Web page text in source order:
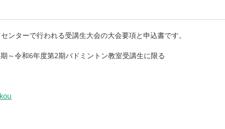
ンターで行われる受講生大会の大会要項と申込書です。
～令和6年度第2期バドミントン教室受講生に限る